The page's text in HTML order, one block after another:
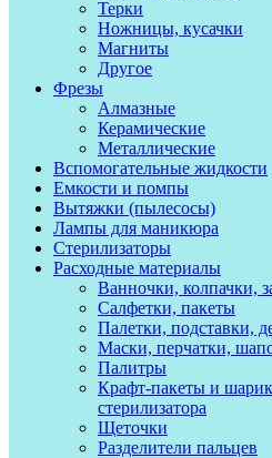
Терки
Ножницы, кусачки
Магниты
Другое
Фрезы
Алмазные
Керамические
Металлические
Вспомогательные жидкости
Емкости и помпы
Вытяжки (пылесосы)
Лампы для маникюра
Стерилизаторы
Расходные материалы
Ванночки, колпачки,
Салфетки, пакеты
Палетки, подставки,
Маски, перчатки,
Палитры
Крафт-пакеты и
стерилизатора
Щеточки
Разделители пальцев